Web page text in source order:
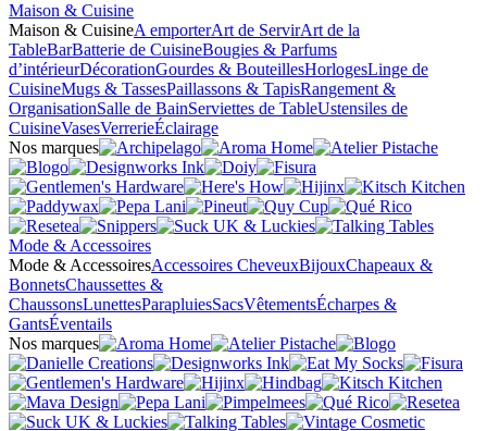
Maison & Cuisine
Maison & CuisineA emporterArt de ServirArt de la
TableBarBatterie de CuisineBougies & Parfums
d’intérieurDécorationGourdes & BouteillesHorlogesLinge de
CuisineMugs & TassesPaillassons & TapisRangement &
OrganisationSalle de BainServiettes de TableUstensiles de
CuisineVasesVerrerieÉclairage
Nos marques
Mode & Accessoires
Mode & AccessoiresAccessoires CheveuxBijouxChapeaux &
BonnetsChaussettes &
ChaussonsLunettesParapluiesSacsVêtementsÉcharpes &
GantsÉventails
Nos marques